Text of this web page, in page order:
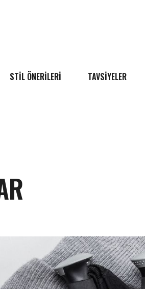
STIL ÖNERILERI TAVSIYELER